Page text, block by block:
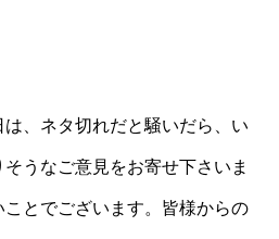
、ネタ切れだと騒いだら、い
うなご意見をお寄せ下さいま
とでございます。皆様からの